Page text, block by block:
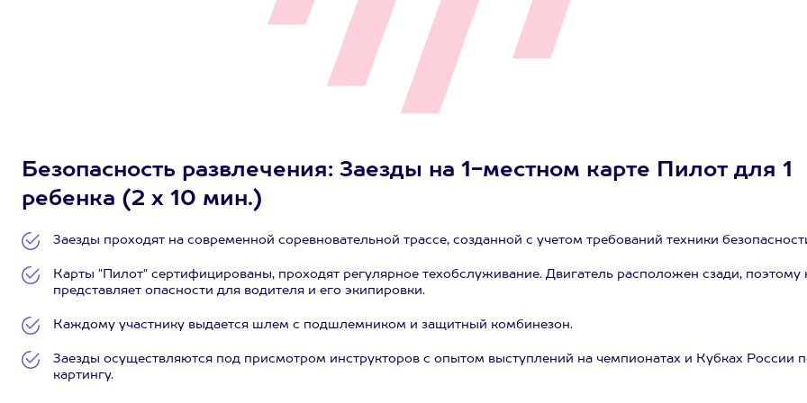
Безопасность развлечения: Заезды на 1-местном карте Пилот для 1
ребенка (2 х 10 мин.)
Заезды проходят на современной соревновательной трассе, созданной с учетом требований техники
Карты "Пилот" сертифицированы, проходят регулярное техобслуживание. Двигатель расположен сзади, поэтому
представляет опасности для водителя и его экипировки.
Каждому участнику выдается шлем с подшлемником и защитный комбинезон.
Заезды осуществляются под присмотром инструкторов с опытом выступлений на чемпионатах и Кубках России
картингу.